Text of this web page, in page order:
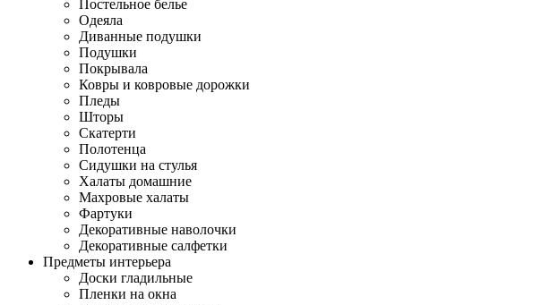
Постельное белье
Одеяла
Диванные подушки
Подушки
Покрывала
Ковры и ковровые дорожки
Пледы
Шторы
Скатерти
Полотенца
Сидушки на стулья
Халаты домашние
Махровые халаты
Фартуки
Декоративные наволочки
Декоративные салфетки
Предметы интерьера
Доски гладильные
Пленки на окна